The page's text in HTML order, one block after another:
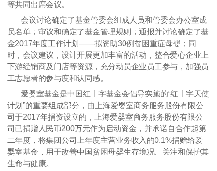
等共同出席会议。
会议讨论确定了基金管委会组成人员和管委会办公室成
员名单；审议和确定了基金管理规则；通报并讨论确定了基
金2017年度工作计划——拟资助30例贫困重症母婴；同
时，会议建议，设计开展更加丰富的活动，整合爱心企业上
下游经销商及门店等资源，充分动员企业员工参与，加强员
工志愿者的参与度和认同感。
爱婴室基金是中国红十字基金会倡导实施的“红十字天使
计划”的重要组成部分，由上海爱婴室商务服务股份有限公
司于2017年捐资设立的，上海爱婴室商务服务股份有限公
司已捐赠人民币200万元作为启动资金，并承诺自合作起第
二年度，将集团公司上年度主营业务收入的0.1%捐赠给爱
婴室基金，用于改善中国贫困母婴生存境况、关注和保护其
生命与健康。